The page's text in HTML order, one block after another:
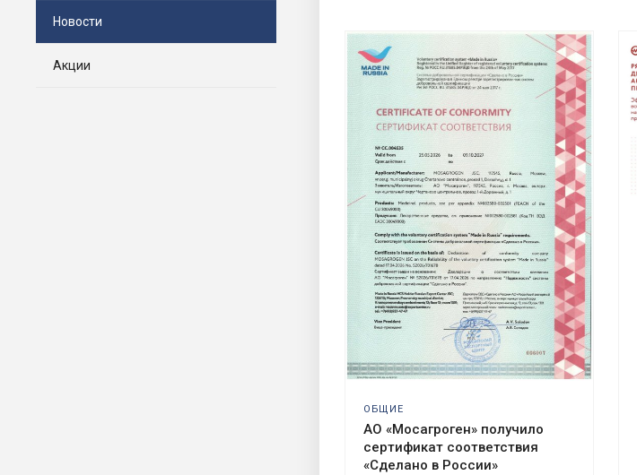
ОБЩИЕ
АО «Мосагроген» получило
сертификат соответствия
«Сделано в России»
Новости
Акции